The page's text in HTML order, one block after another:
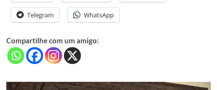
Telegram WhatsApp
Compartilhe com um amigo: